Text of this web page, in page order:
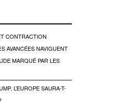
CONTRACTION
AVANCÉES NAVIGUENT
MARQUÉ PAR LES
L’EUROPE SAURA-T-